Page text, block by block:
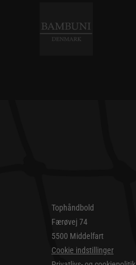
Tophåndbold
Færøvej 74
5500 Middelfart
Cookie indstillinger